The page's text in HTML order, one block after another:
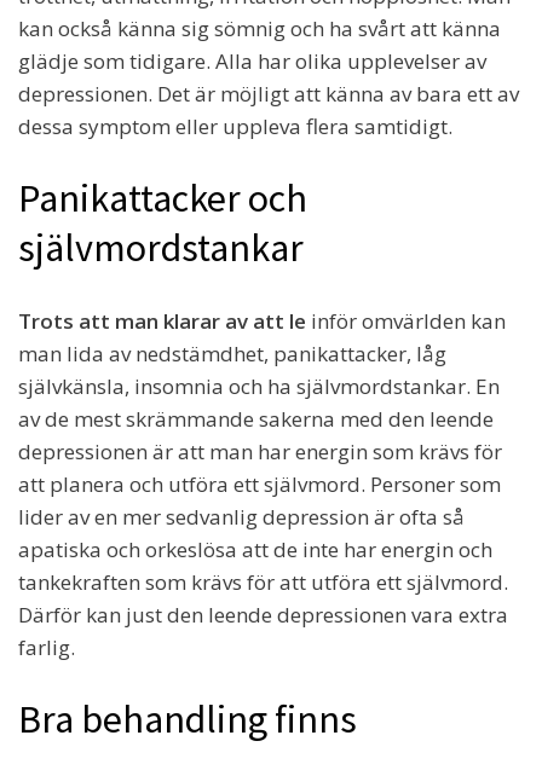
kan också känna sig sömnig och ha svårt att känna
glädje som tidigare. Alla har olika upplevelser av
depressionen. Det är möjligt att känna av bara ett av
dessa symptom eller uppleva flera samtidigt.
Panikattacker och
självmordstankar
Trots att man klarar av att le inför omvärlden kan
man lida av nedstämdhet, panikattacker, låg
självkänsla, insomnia och ha självmordstankar. En
av de mest skrämmande sakerna med den leende
depressionen är att man har energin som krävs för
att planera och utföra ett självmord. Personer som
lider av en mer sedvanlig depression är ofta så
apatiska och orkeslösa att de inte har energin och
tankekraften som krävs för att utföra ett självmord.
Därför kan just den leende depressionen vara extra
farlig.
Bra behandling finns